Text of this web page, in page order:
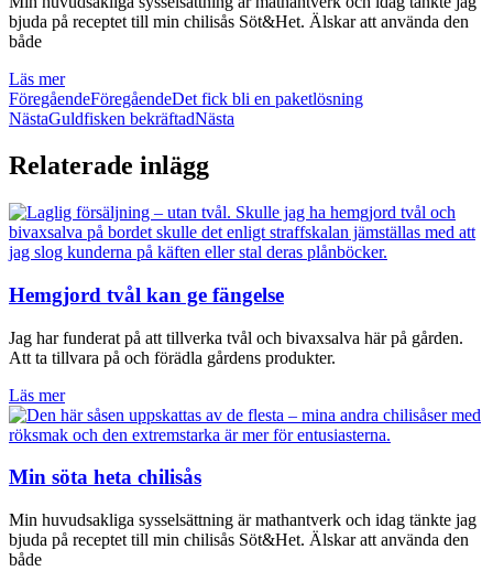
bjuda på receptet till min chilisås Söt&Het. Älskar att använda den
både
Läs mer
FöregåendeFöregåendeDet fick bli en paketlösning
NästaGuldfisken bekräftadNästa
Relaterade inlägg
Hemgjord tvål kan ge fängelse
Jag har funderat på att tillverka tvål och bivaxsalva här på gården.
Att ta tillvara på och förädla gårdens produkter.
Läs mer
Min söta heta chilisås
Min huvudsakliga sysselsättning är mathantverk och idag tänkte jag
bjuda på receptet till min chilisås Söt&Het. Älskar att använda den
både